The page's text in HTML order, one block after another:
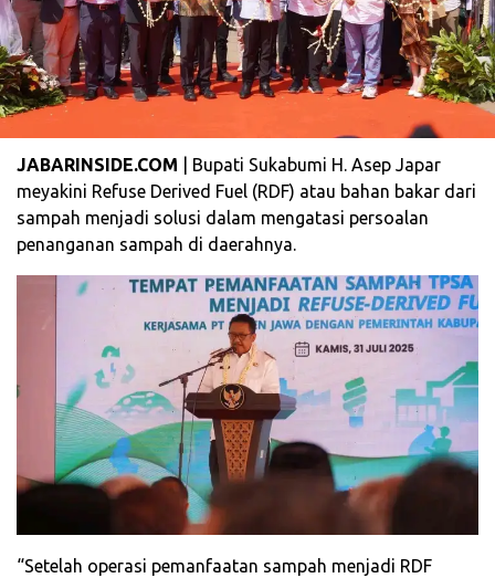
JABARINSIDE.COM | Bupati Sukabumi H. Asep Japar
meyakini Refuse Derived Fuel (RDF) atau bahan bakar dari
sampah menjadi solusi dalam mengatasi persoalan
penanganan sampah di daerahnya.
“Setelah operasi pemanfaatan sampah menjadi RDF